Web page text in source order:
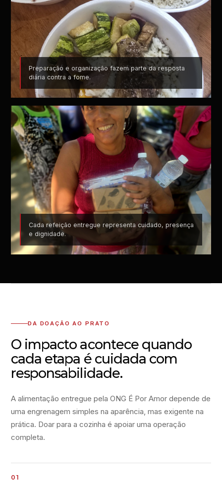
Preparação e organização fazem parte da resposta
diária contra a fome.
Cada refeição entregue representa cuidado, presença
e dignidade.
DA DOAÇÃO AO PRATO
O impacto acontece quando
cada etapa é cuidada com
responsabilidade.
A alimentação entregue pela ONG É Por Amor depende de
uma engrenagem simples na aparência, mas exigente na
prática. Doar para a cozinha é apoiar uma operação
completa.